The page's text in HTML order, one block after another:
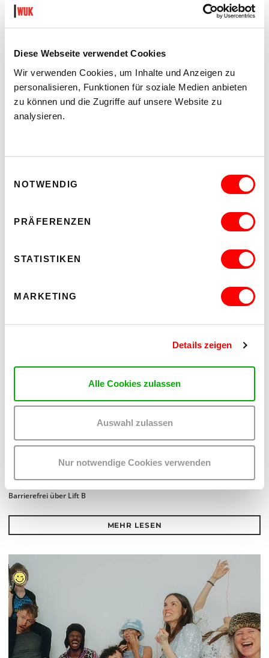
Diese Webseite verwendet Cookies
Wir verwenden Cookies, um Inhalte und Anzeigen zu
personalisieren, Funktionen für soziale Medien anbieten
zu können und die Zugriffe auf unsere Website zu
analysieren.
NOTWENDIG
PRÄFERENZEN
STATISTIKEN
MARKETING
Details zeigen
Alle Cookies zulassen
Auswahl zulassen
Nur notwendige Cookies verwenden
SECOND NATURE
THE FUTURE IS NEAR (IN THE NEIGHBOURHOOD)
POP-UP-AUSSTELLUNG UND FILMSCREENING
Barrierefrei über Lift B
MEHR LESEN